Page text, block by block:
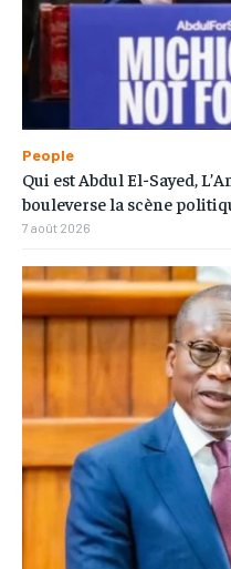
People
Qui est Abdul El-Sayed,
bouleverse la scène
7 août 2026